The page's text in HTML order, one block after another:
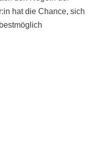
hat die Chance, sich